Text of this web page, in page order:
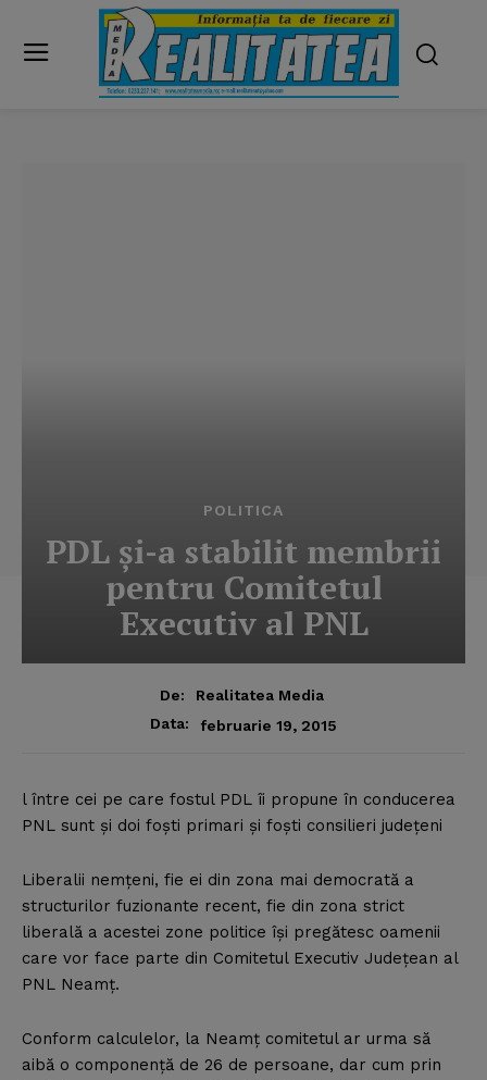
POLITICA
PDL şi-a stabilit membrii
pentru Comitetul
Executiv al PNL
De:
Realitatea Media
Data:
februarie 19, 2015
l între cei pe care fostul PDL îi propune în conducerea
PNL sunt şi doi foşti primari şi foşti consilieri judeţeni
Liberalii nemţeni, fie ei din zona mai democrată a
structurilor fuzionante recent, fie din zona strict
liberală a acestei zone politice îşi pregătesc oamenii
care vor face parte din Comitetul Executiv Judeţean al
PNL Neamţ.
Conform calculelor, la Neamţ comitetul ar urma să
aibă o componenţă de 26 de persoane, dar cum prin